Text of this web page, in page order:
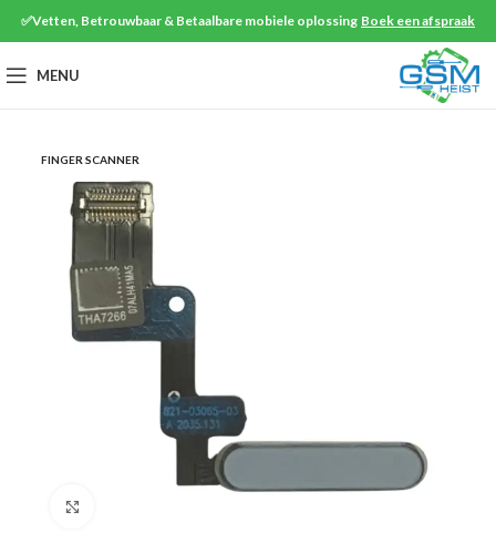
✅Vetten, Betrouwbaar & Betaalbare mobiele oplossing Boek een afspraak
MENU
FINGER SCANNER